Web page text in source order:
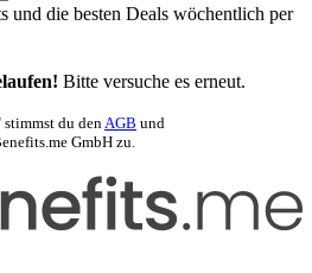
und die besten Deals wöchentlich per
Bitte versuche es erneut.
du denAGB und
GmbH zu.